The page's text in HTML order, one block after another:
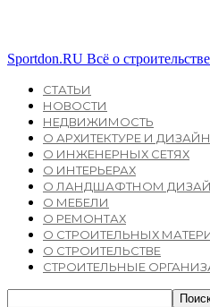
Sportdon.RU Всё о
СТАТЬИ
НОВОСТИ
НЕДВИЖИМОСТЬ
О АРХИТЕКТУРЕ И
О ИНЖЕНЕРНЫХ СЕТЯХ
О ИНТЕРЬЕРАХ
О ЛАНДШАФТНОМ
О МЕБЕЛИ
О РЕМОНТАХ
О СТРОИТЕЛЬНЫХ
О СТРОИТЕЛЬСТВЕ
СТРОИТЕЛЬНЫЕ